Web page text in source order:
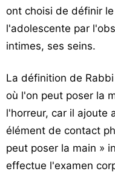
ont choisi de définir
l'adolescente par
intimes, ses seins.
La définition de
où l'on peut poser la
l'horreur, car il ajoute
élément de contact
peut poser la main »
effectue l'examen